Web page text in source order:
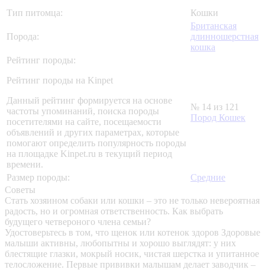
Тип питомца: Кошки
Порода:
Британская
длинношерстная
кошка
Рейтинг породы:
Рейтинг породы на Kinpet
Данный рейтинг формируется на основе
частоты упоминаний, поиска породы
посетителями на сайте, посещаемости
объявлений и других параметрах, которые
помогают определить популярность породы
на площадке Kinpet.ru в текущий период
времени.
№ 14 из 121
Пород Кошек
Размер породы:
Средние
Советы
Стать хозяином собаки или кошки – это не только невероятная
радость, но и огромная ответственность. Как выбрать
будущего четвероного члена семьи?
Удостоверьтесь в том, что щенок или котенок здоров Здоровые
малыши активны, любопытны и хорошо выглядят: у них
блестящие глазки, мокрый носик, чистая шерстка и упитанное
телосложение. Первые прививки малышам делает заводчик –